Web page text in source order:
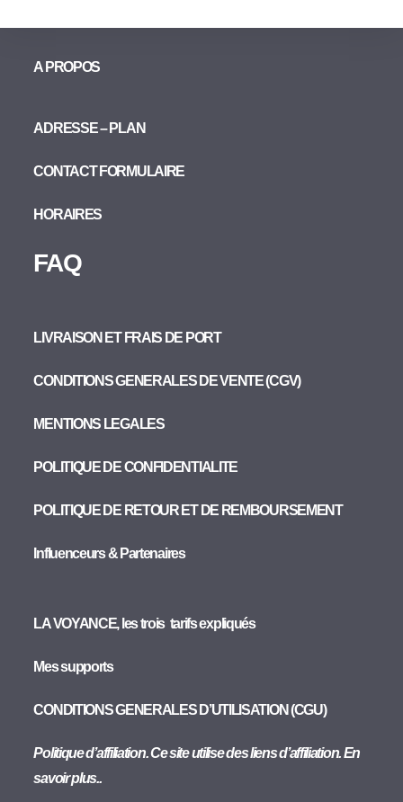
A PROPOS
ADRESSE – PLAN
CONTACT FORMULAIRE
HORAIRES
FAQ
LIVRAISON ET FRAIS DE PORT
CONDITIONS GENERALES DE VENTE (CGV)
MENTIONS LEGALES
POLITIQUE DE CONFIDENTIALITE
POLITIQUE DE RETOUR ET DE REMBOURSEMENT
Influenceurs & Partenaires
LA VOYANCE, les trois tarifs expliqués
Mes supports
CONDITIONS GENERALES D’UTILISATION (CGU)
Politique d’affiliation. Ce site utilise des liens d’affiliation. En
savoir plus..